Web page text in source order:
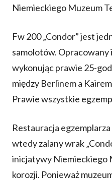
Niemieckiego Muzeum
Fw 200 „Condor” jest
samolotów. Opracowany
wykonując prawie 25-
między Berlinem a
Prawie wszystkie
Restauracja
wtedy zalany wrak
inicjatywy Niemieckiego
korozji. Ponieważ